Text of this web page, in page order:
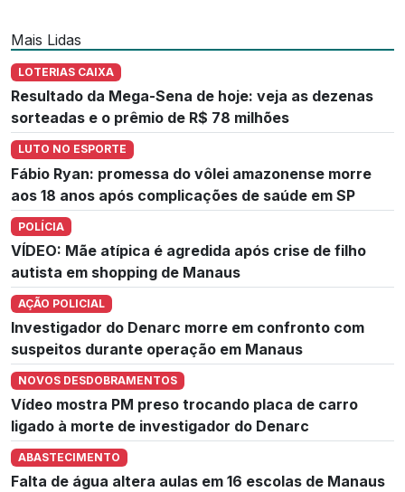
Mais Lidas
LOTERIAS CAIXA
Resultado da Mega-Sena de hoje: veja as dezenas
sorteadas e o prêmio de R$ 78 milhões
LUTO NO ESPORTE
Fábio Ryan: promessa do vôlei amazonense morre
aos 18 anos após complicações de saúde em SP
POLÍCIA
VÍDEO: Mãe atípica é agredida após crise de filho
autista em shopping de Manaus
AÇÃO POLICIAL
Investigador do Denarc morre em confronto com
suspeitos durante operação em Manaus
NOVOS DESDOBRAMENTOS
Vídeo mostra PM preso trocando placa de carro
ligado à morte de investigador do Denarc
ABASTECIMENTO
Falta de água altera aulas em 16 escolas de Manaus